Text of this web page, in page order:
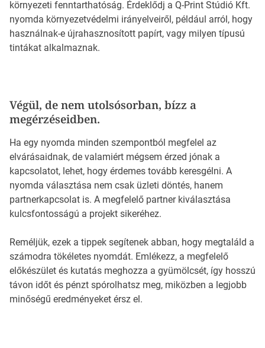
környezeti fenntarthatóság. Érdeklődj a Q-Print Stúdió Kft.
nyomda környezetvédelmi irányelveiről, például arról, hogy
használnak-e újrahasznosított papírt, vagy milyen típusú
tintákat alkalmaznak.
Végül, de nem utolsósorban, bízz a
megérzéseidben.
Ha egy nyomda minden szempontból megfelel az
elvárásaidnak, de valamiért mégsem érzed jónak a
kapcsolatot, lehet, hogy érdemes tovább keresgélni. A
nyomda választása nem csak üzleti döntés, hanem
partnerkapcsolat is. A megfelelő partner kiválasztása
kulcsfontosságú a projekt sikeréhez.
Reméljük, ezek a tippek segítenek abban, hogy megtaláld a
számodra tökéletes nyomdát. Emlékezz, a megfelelő
előkészület és kutatás meghozza a gyümölcsét, így hosszú
távon időt és pénzt spórolhatsz meg, miközben a legjobb
minőségű eredményeket érsz el.